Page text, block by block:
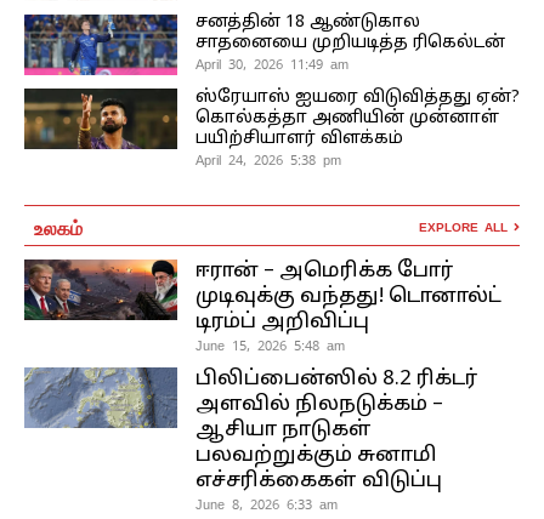
சனத்தின் 18 ஆண்டுகால
சாதனையை முறியடித்த ரிகெல்டன்
April 30, 2026 11:49 am
ஸ்ரேயாஸ் ஐயரை விடுவித்தது ஏன்?
கொல்கத்தா அணியின் முன்னாள்
பயிற்சியாளர் விளக்கம்
April 24, 2026 5:38 pm
உலகம் EXPLORE ALL
ஈரான் – அமெரிக்க போர்
முடிவுக்கு வந்தது! டொனால்ட்
டிரம்ப் அறிவிப்பு
June 15, 2026 5:48 am
பிலிப்பைன்ஸில் 8.2 ரிக்டர்
அளவில் நிலநடுக்கம் –
ஆசியா நாடுகள்
பலவற்றுக்கும் சுனாமி
எச்சரிக்கைகள் விடுப்பு
June 8, 2026 6:33 am